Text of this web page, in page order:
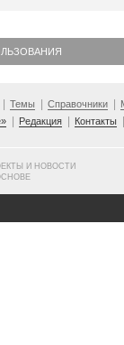
Темы Справочники
Редакция Контакты
И НОВОСТИ